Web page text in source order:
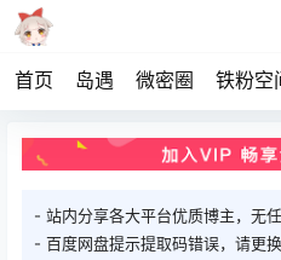
首页 岛遇 微密圈 铁粉空
- 站内分享各大平台优质博主，无
- 百度网盘提示提取码错误，请更